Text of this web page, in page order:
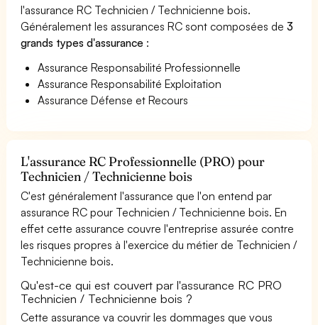
l'assurance RC Technicien / Technicienne bois.
Généralement les assurances RC sont composées de3
grands types d'assurance :
Assurance Responsabilité Professionnelle
Assurance Responsabilité Exploitation
Assurance Défense et Recours
L'assurance RC Professionnelle (PRO) pour
Technicien / Technicienne bois
C'est généralement l'assurance que l'on entend par
assurance RC pour Technicien / Technicienne bois. En
effet cette assurance couvre l'entreprise assurée contre
les risques propres à l'exercice du métier de Technicien /
Technicienne bois.
Qu'est-ce qui est couvert par l'assurance RC PRO
Technicien / Technicienne bois ?
Cette assurance va couvrir les dommages que vous